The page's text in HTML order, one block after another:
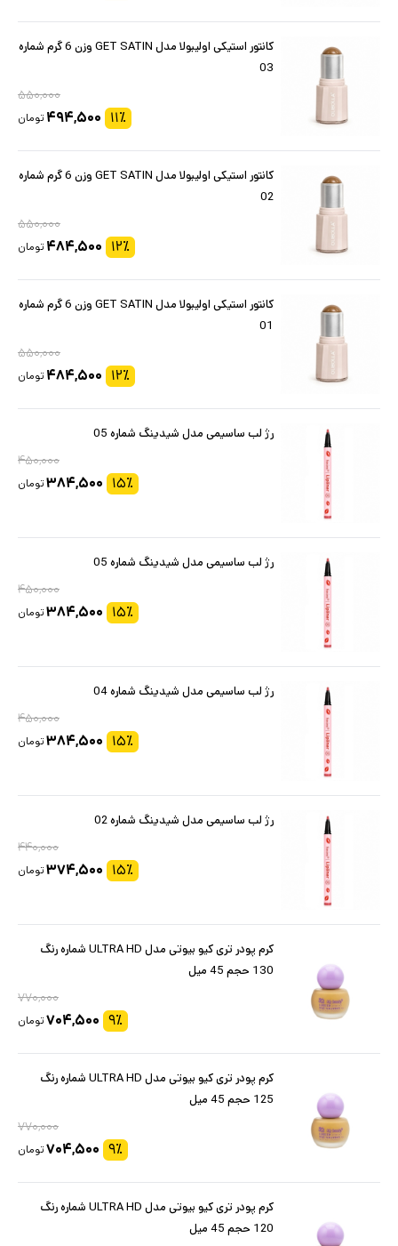
کانتور استیکی اولیبولا مدل GET SATIN وزن 6 گرم شماره
03
۵۵۰,۰۰۰
۱۱٪ ۴۹۴,۵۰۰ تومان
کانتور استیکی اولیبولا مدل GET SATIN وزن 6 گرم شماره
02
۵۵۰,۰۰۰
۱۲٪ ۴۸۴,۵۰۰ تومان
کانتور استیکی اولیبولا مدل GET SATIN وزن 6 گرم شماره
01
۵۵۰,۰۰۰
۱۲٪ ۴۸۴,۵۰۰ تومان
رژ لب ساسیمی مدل شیدینگ شماره 05
۴۵۰,۰۰۰
۱۵٪ ۳۸۴,۵۰۰تومان
رژ لب ساسیمی مدل شیدینگ شماره 05
۴۵۰,۰۰۰
۱۵٪ ۳۸۴,۵۰۰تومان
رژ لب ساسیمی مدل شیدینگ شماره 04
۴۵۰,۰۰۰
۱۵٪ ۳۸۴,۵۰۰تومان
رژ لب ساسیمی مدل شیدینگ شماره 02
۴۴۰,۰۰۰
۱۵٪ ۳۷۴,۵۰۰تومان
کرم پودر تری کیو بیوتی مدل ULTRA HD شماره رنگ
130 حجم 45 میل
۷۷۰,۰۰۰
۹٪ ۷۰۴,۵۰۰تومان
کرم پودر تری کیو بیوتی مدل ULTRA HD شماره رنگ
125 حجم 45 میل
۷۷۰,۰۰۰
۹٪ ۷۰۴,۵۰۰تومان
کرم پودر تری کیو بیوتی مدل ULTRA HD شماره رنگ
120 حجم 45 میل